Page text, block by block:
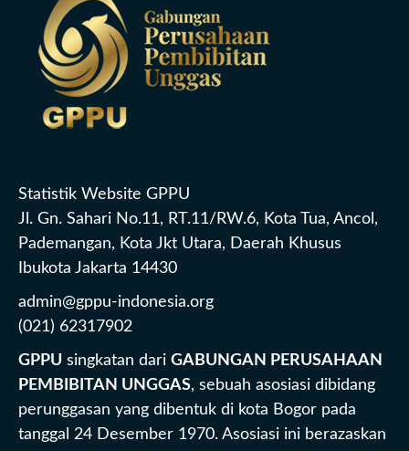
Statistik Website GPPU
Jl. Gn. Sahari No.11, RT.11/RW.6, Kota Tua, Ancol,
Pademangan, Kota Jkt Utara, Daerah Khusus
Ibukota Jakarta 14430
admin@gppu-indonesia.org
(021) 62317902
GPPU singkatan dari GABUNGAN PERUSAHAAN
PEMBIBITAN UNGGAS, sebuah asosiasi dibidang
perunggasan yang dibentuk di kota Bogor pada
tanggal 24 Desember 1970. Asosiasi ini berazaskan